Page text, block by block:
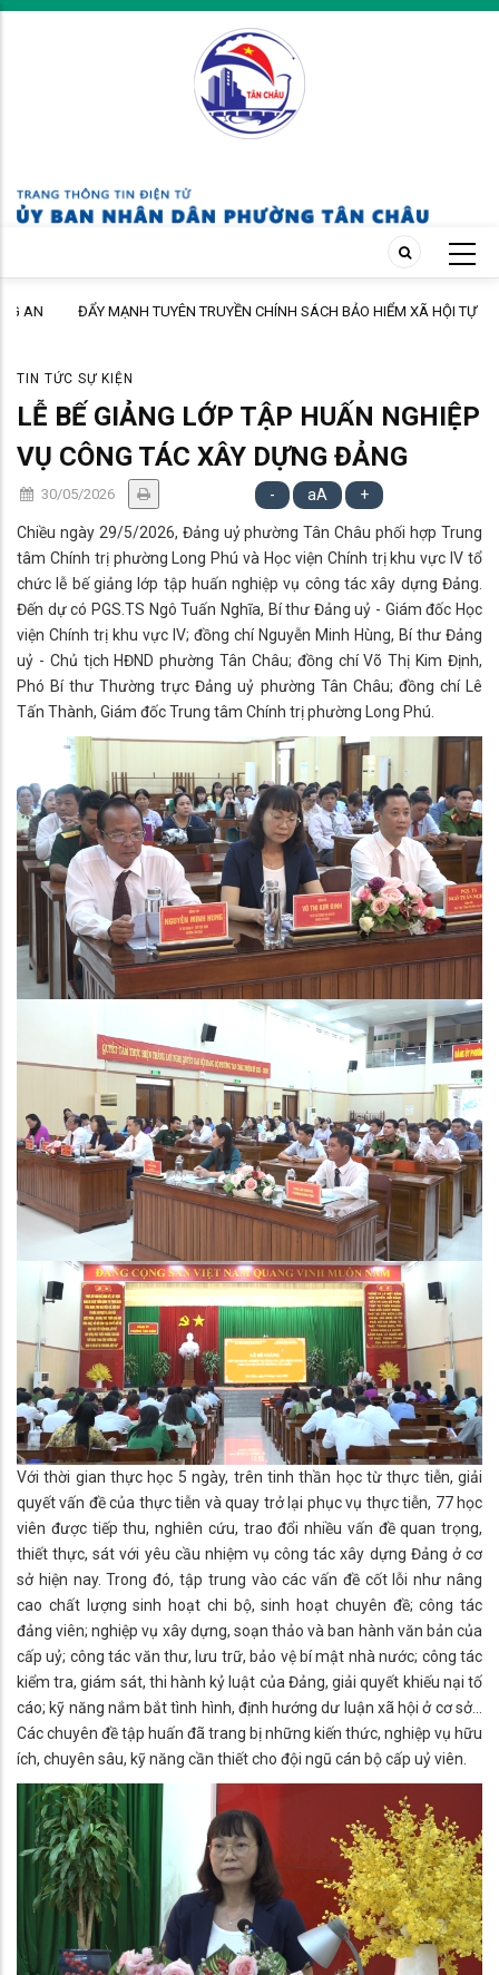
Skip
ĐẨY MẠNH TUYÊN TRUYỀN CHÍNH SÁCH BẢO HIỂM XÃ HỘI TỰ
TIN TỨC SỰ KIỆN
LỄ BẾ GIẢNG LỚP TẬP HUẤN NGHIỆP
VỤ CÔNG TÁC XÂY DỰNG ĐẢNG
30/05/2026 - aA +
Chiều ngày 29/5/2026, Đảng uỷ phường Tân Châu phối hợp Trung
tâm Chính trị phường Long Phú và Học viện Chính trị khu vực IV tổ
chức lễ bế giảng lớp tập huấn nghiệp vụ công tác xây dựng Đảng.
Đến dự có PGS.TS Ngô Tuấn Nghĩa, Bí thư Đảng uỷ - Giám đốc Học
viện Chính trị khu vực IV; đồng chí Nguyễn Minh Hùng, Bí thư Đảng
uỷ - Chủ tịch HĐND phường Tân Châu; đồng chí Võ Thị Kim Định,
Phó Bí thư Thường trực Đảng uỷ phường Tân Châu; đồng chí Lê
Tấn Thành, Giám đốc Trung tâm Chính trị phường Long Phú.
Với thời gian thực học 5 ngày, trên tinh thần học từ thực tiễn, giải
quyết vấn đề của thực tiễn và quay trở lại phục vụ thực tiễn, 77 học
viên được tiếp thu, nghiên cứu, trao đổi nhiều vấn đề quan trọng,
thiết thực, sát với yêu cầu nhiệm vụ công tác xây dựng Đảng ở cơ
sở hiện nay. Trong đó, tập trung vào các vấn đề cốt lỗi như nâng
cao chất lượng sinh hoạt chi bộ, sinh hoạt chuyên đề; công tác
đảng viên; nghiệp vụ xây dựng, soạn thảo và ban hành văn bản của
cấp uỷ; công tác văn thư, lưu trữ, bảo vệ bí mật nhà nước; công tác
kiểm tra, giám sát, thi hành kỷ luật của Đảng, giải quyết khiếu nại tố
cáo; kỹ năng nắm bắt tình hình, định hướng dư luận xã hội ở cơ sở…
Các chuyên đề tập huấn đã trang bị những kiến thức, nghiệp vụ hữu
ích, chuyên sâu, kỹ năng cần thiết cho đội ngũ cán bộ cấp uỷ viên.